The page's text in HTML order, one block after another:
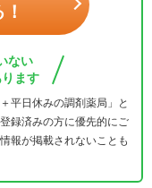
ない
ます
平日休みの調剤薬局」と
録済みの方に優先的にご
報が掲載されないことも